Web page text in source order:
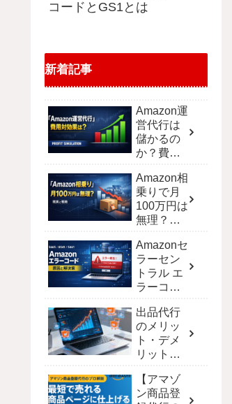
コードとGS1とは
新着記事
Amazon運
営代行は
儲かるの
か？費用
シミュレ
ーション
で徹底解
剖
Amazon相
乗りで月
100万円は
無理？現
する戦略
Amazonセ
ラーセン
トラル エ
ラーコー
略！解決
策と一覧
【保存
版】
出品代行
のメリッ
ト・デメ
リット｜
別の費用
と選び方
【アマゾ
ン商品登